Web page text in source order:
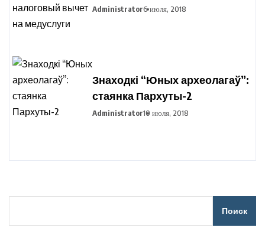
медуслуги
Administrator6 июля, 2018
Знаходкі “Юных археолагаў”:
стаянка Пархуты-2
Administrator10 июля, 2018
Поиск